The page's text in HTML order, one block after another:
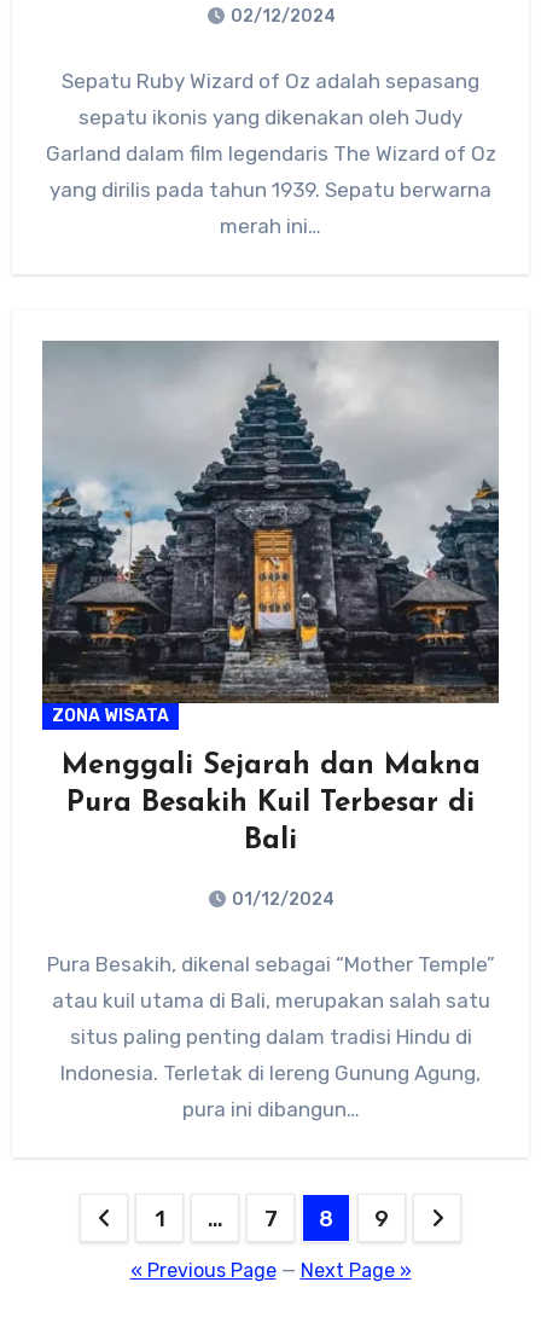
02/12/2024
Comments
Sepatu Ruby Wizard of Oz adalah sepasang
sepatu ikonis yang dikenakan oleh Judy
Garland dalam film legendaris The Wizard of Oz
yang dirilis pada tahun 1939. Sepatu berwarna
merah ini…
ZONA WISATA
Menggali Sejarah dan Makna
Pura Besakih Kuil Terbesar di
Bali
01/12/2024
Comments
Pura Besakih, dikenal sebagai “Mother Temple”
atau kuil utama di Bali, merupakan salah satu
situs paling penting dalam tradisi Hindu di
Indonesia. Terletak di lereng Gunung Agung,
pura ini dibangun…
Posts
pagination
1 … 7 8 9
« Previous Page— Next Page »